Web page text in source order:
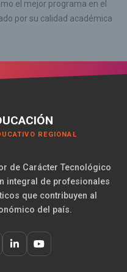
el mejor programa en el
por su calidad académica
REGIONAL
de Carácter Tecnológico
integral de profesionales
que contribuyen al
del país.